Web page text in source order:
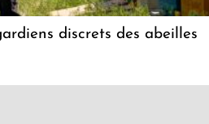
discrets des abeilles